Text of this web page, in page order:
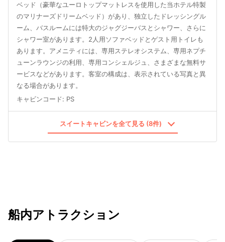
ベッド（豪華なユーロトップマットレスを使用した当ホテル特製
のマリナーズドリームベッド）があり、独立したドレッシングル
ーム、バスルームには特大のジャグジーバスとシャワー、さらに
シャワー室があります。2人用ソファベッドとゲスト用トイレも
あります。アメニティには、専用ステレオシステム、専用ネプチ
ューンラウンジの利用、専用コンシェルジュ、さまざまな無料サ
ービスなどがあります。客室の構成は、表示されている写真と異
なる場合があります。
キャビンコード: PS
スイートキャビンを全て見る (8件)
船内アトラクション